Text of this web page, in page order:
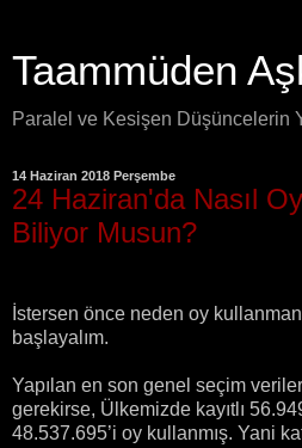
Taammüden
Paralel ve Kesişen Düşüncelerin
14 Haziran 2018 Perşembe
24 Haziran'da Nasıl
Biliyor Musun?
İstersen önce neden oy
başlayalım.
Yapılan en son genel seçim
gerekirse, Ülkemizde kayıtlı
48.537.695’i oy kullanmış. Yani